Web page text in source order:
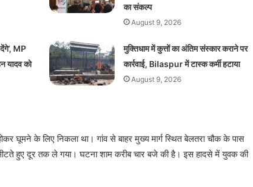
का संकल्प
August 9, 2026
MP
यादव को
मुक्तिधाम में कुत्तों का अंतिम संस्कार कराने पर
कार्रवाई, Bilaspur में टास्क कर्मी हटाया
August 9, 2026
घूमने के लिए निकला था। गांव से बाहर मुख्य मार्ग स्थित बेलतरा चौक के पास
हुए दूर तक ले गया। घटना शाम करीब चार बजे की है। इस हादसे में युवक की